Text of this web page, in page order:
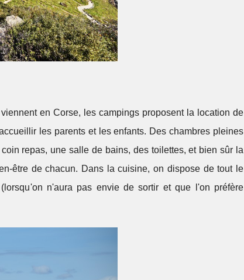
en Corse, les campings proposent la location de
les parents et les enfants. Des chambres pleines
repas, une salle de bains, des toilettes, et bien sûr la
être de chacun. Dans la cuisine, on dispose de tout le
n'aura pas envie de sortir et que l'on préfère